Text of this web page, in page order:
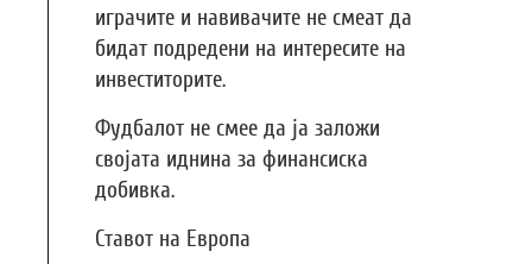
играчите и навивачите не смеат да
бидат подредени на интересите на
инвеститорите.
Фудбалот не смее да ја заложи
својата иднина за финансиска
добивка.
Ставот на Европа